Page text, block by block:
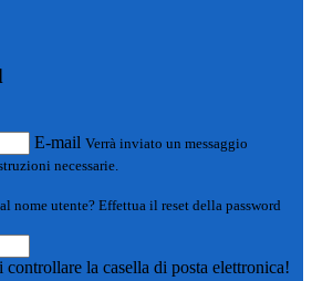
E-mail Verrà inviato un messaggio
necessarie.
nome utente? Effettua il reset della password
la casella di posta elettronica!